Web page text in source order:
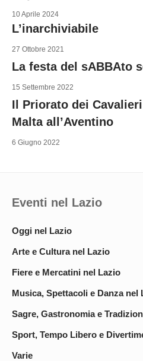
10 Aprile 2024
L’inarchiviabile
27 Ottobre 2021
La festa del sABBAto
15 Settembre 2022
Il Priorato dei
Malta all’Aventino
6 Giugno 2022
Eventi nel Lazio
Oggi nel Lazio
Arte e Cultura nel Lazio
Fiere e Mercatini nel Lazio
Musica, Spettacoli e Danza nel
Sagre, Gastronomia e
Sport, Tempo Libero e
Varie